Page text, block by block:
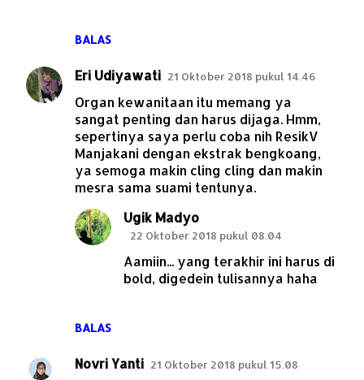
BALAS
Eri Udiyawati 21 Oktober 2018 pukul 14.46
Organ kewanitaan itu memang ya
sangat penting dan harus dijaga. Hmm,
sepertinya saya perlu coba nih ResikV
Manjakani dengan ekstrak bengkoang,
ya semoga makin cling cling dan makin
mesra sama suami tentunya.
BALAS
Ugik Madyo
22 Oktober 2018 pukul 08.04
Aamiin... yang terakhir ini harus di
bold, digedein tulisannya haha
Novri Yanti 21 Oktober 2018 pukul 15.08